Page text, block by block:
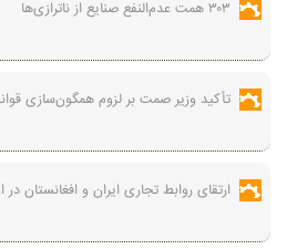
۳۰۳ همت عدم‌النفع صنایع از ناترازی‌ها
تأکید وزیر صمت بر لزوم همگون‌سازی
ارتقای روابط تجاری ایران و افغانستان